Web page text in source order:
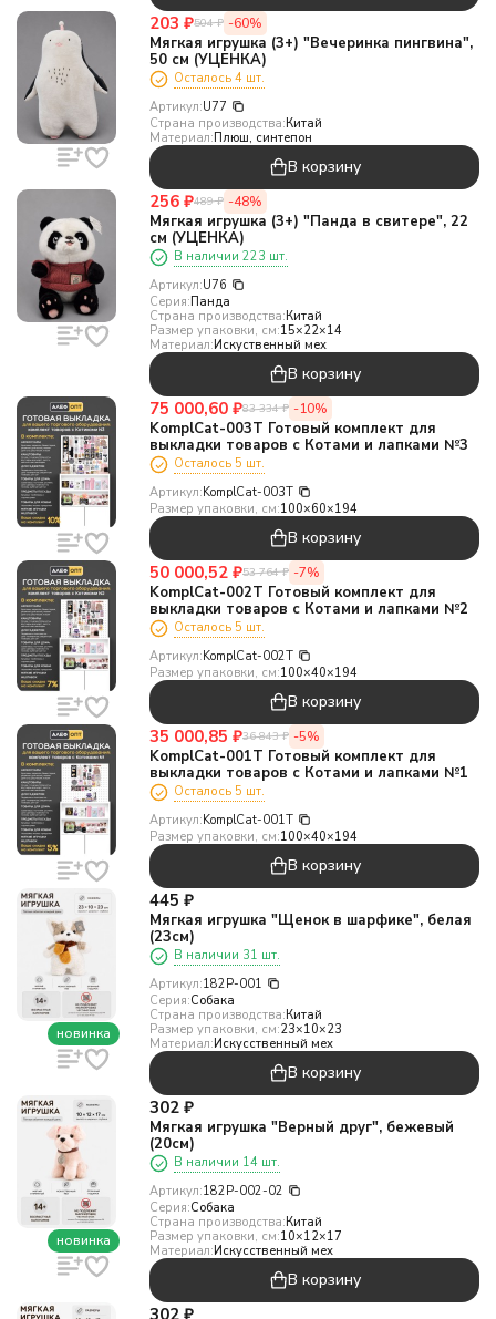
203 ₽504 ₽ -60%
Мягкая игрушка (3+) "Вечеринка пингвина",
50 см (УЦЕНКА)
Осталось 4 шт.
Артикул:U77
Страна производства:Китай
Материал:Плюш, синтепон
В корзину
256 ₽489 ₽ -48%
Мягкая игрушка (3+) "Панда в свитере", 22
см (УЦЕНКА)
В наличии 223 шт.
Артикул:U76
Серия:Панда
Страна производства:Китай
Размер упаковки, см:15×22×14
Материал:Искуственный мех
В корзину
75 000,60 ₽83 334 ₽ -10%
KomplCat-003T Готовый комплект для
выкладки товаров с Котами и лапками №3
Осталось 5 шт.
Артикул:KomplCat-003T
Размер упаковки, см:100×60×194
В корзину
50 000,52 ₽53 764 ₽ -7%
KomplCat-002T Готовый комплект для
выкладки товаров с Котами и лапками №2
Осталось 5 шт.
Артикул:KomplCat-002T
Размер упаковки, см:100×40×194
В корзину
35 000,85 ₽36 843 ₽ -5%
KomplCat-001T Готовый комплект для
выкладки товаров с Котами и лапками №1
Осталось 5 шт.
Артикул:KomplCat-001T
Размер упаковки, см:100×40×194
В корзину
новинка
445 ₽
Мягкая игрушка "Щенок в шарфике", белая
(23см)
В наличии 31 шт.
Артикул:182P-001
Серия:Собака
Страна производства:Китай
Размер упаковки, см:23×10×23
Материал:Искусcтвенный мех
В корзину
новинка
302 ₽
Мягкая игрушка "Верный друг", бежевый
(20см)
В наличии 14 шт.
Артикул:182P-002-02
Серия:Собака
Страна производства:Китай
Размер упаковки, см:10×12×17
Материал:Искусcтвенный мех
В корзину
302 ₽